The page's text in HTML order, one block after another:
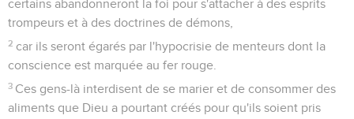
certains abandonneront la foi pour s'attacher à des esprits
trompeurs et à des doctrines de démons,
2 car ils seront égarés par l'hypocrisie de menteurs dont la
conscience est marquée au fer rouge.
3 Ces gens-là interdisent de se marier et de consommer des
aliments que Dieu a pourtant créés pour qu'ils soient pris